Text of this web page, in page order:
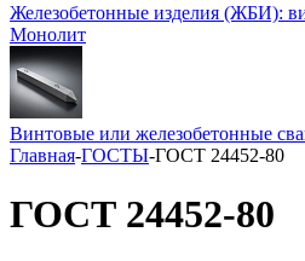
Железобетонные изделия (ЖБИ):
Монолит
Винтовые или железобетонные
Главная-ГОСТЫ-ГОСТ 24452-80
ГОСТ 24452-80